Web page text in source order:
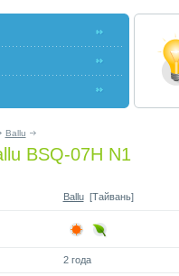
Ballu
BSQ-07H N1
Ballu[Тайвань]
2 года